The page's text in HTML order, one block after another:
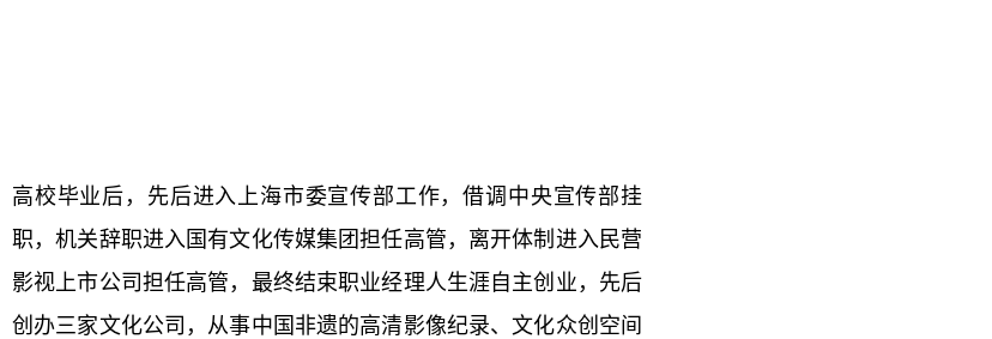
高校毕业后，先后进入上海市委宣传部工作，借调中央宣传部挂
职，机关辞职进入国有文化传媒集团担任高管，离开体制进入民营
影视上市公司担任高管，最终结束职业经理人生涯自主创业，先后
创办三家文化公司，从事中国非遗的高清影像纪录、文化众创空间